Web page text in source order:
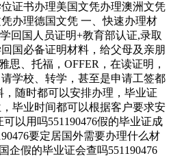
证书办理美国文凭办理澳洲文凭
办理德国文凭 一、快速办理材
回国人员证明+教育部认证,录取
国必备证明材料，给父母及亲朋
思、托福，OFFER，在读证明，
学校、转学，甚至是申请工签都
随时都可以安排办理，毕业证
毕业时间都可以根据客户要求安
以用吗551190476假的毕业证成
要定居国外需要办理什么材
企假的毕业证会查吗551190476